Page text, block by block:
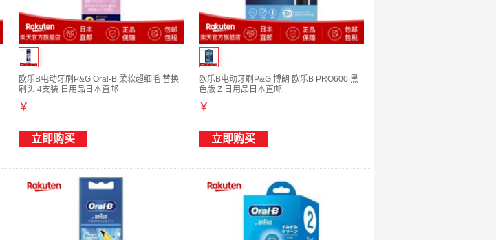
欧乐B电动牙刷P&G Oral-B 柔软超细毛 替换
刷头 4支装 日用品日本直邮
￥
立即购买
欧乐B电动牙刷P&G 博朗 欧乐B PRO600 黑
色版 Z 日用品日本直邮
￥
立即购买